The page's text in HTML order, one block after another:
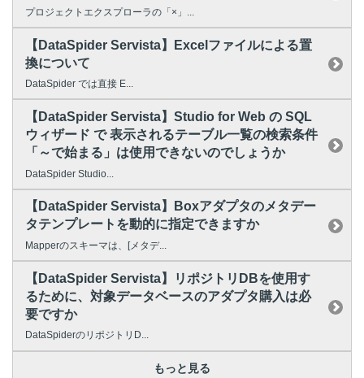
プロジェクトエクスプローラの「×」...
【DataSpider Servista】Excelファイルによる置
換について
DataSpider では直接 E...
【DataSpider Servista】Studio for Web の SQL
ウィザード で 表示されるテーブル一覧の検索条件
「～で始まる」は使用できないのでしょうか
DataSpider Studio...
【DataSpider Servista】Boxアダプタのメタデー
タテンプレートを動的に指定できますか
Mapperのスキーマは、[メタデ...
【DataSpider Servista】リポジトリDBを使用す
るために、対象データベースのアダプタ購入は必
要ですか
DataSpiderのリポジトリD...
もっと見る